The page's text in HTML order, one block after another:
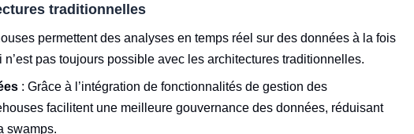
traditionnelles
permettent des analyses en temps réel sur des données à la fois
pas toujours possible avec les architectures traditionnelles.
: Grâce à l’intégration de fonctionnalités de gestion des
facilitent une meilleure gouvernance des données, réduisant
swamps.